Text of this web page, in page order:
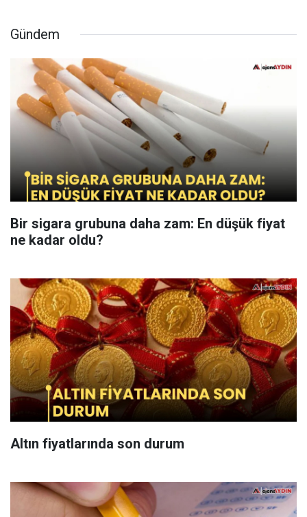
Gündem
Bir sigara grubuna daha zam: En düşük fiyat
ne kadar oldu?
Altın fiyatlarında son durum